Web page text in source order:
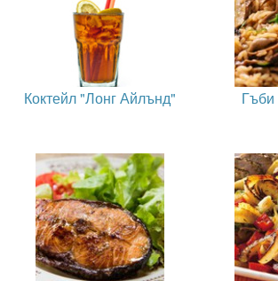
Коктейл "Лонг Айлънд" Гъби